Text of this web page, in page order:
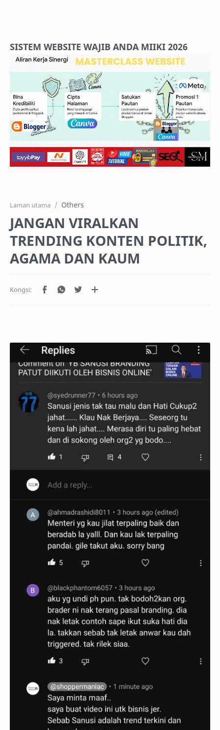
Features
Pricing
Services
RTL Mode
SISTEM WEBSITE WAJIB ANDA MIIKI 2026
Laman utama Others
JANGAN VIRALKAN
TRENDING KONTEN POLITIK,
AGAMA DAN KAUM